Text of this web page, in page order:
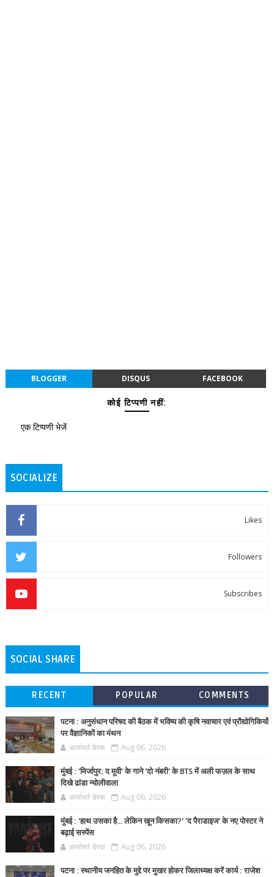
BLOGGER DISQUS FACEBOOK
कोई टिप्पणी नहीं:
एक टिप्पणी भेजें
SOCIALIZE
Likes
Followers
Subscribes
SOCIAL SHARE
RECENT POPULAR COMMENTS
पटना : अनुसंधान परिषद की बैठक में भविष्य की कृषि नवाचार एवं प्रौद्योगिकियों
पर वैज्ञानिकों का मंथन
आर्यावर्त डेस्क Aug 06, 2026
मुंबई : 'मिर्जापुर: द मूवी' के गाने 'दो नंबरी' के BTS में अली फज़ल के साथ
दिखे ढांडा न्योलीवाला
आर्यावर्त डेस्क Aug 06, 2026
मुंबई : 'हाथ उसका है... लेकिन खून किसका?' 'द पैराडाइज' के नए पोस्टर ने
बढ़ाई सस्पेंस
आर्यावर्त डेस्क Aug 06, 2026
पटना : स्थानीय जनहित के मुद्दे पर मुखर होकर जिलाध्यक्ष करें कार्य : राजेश